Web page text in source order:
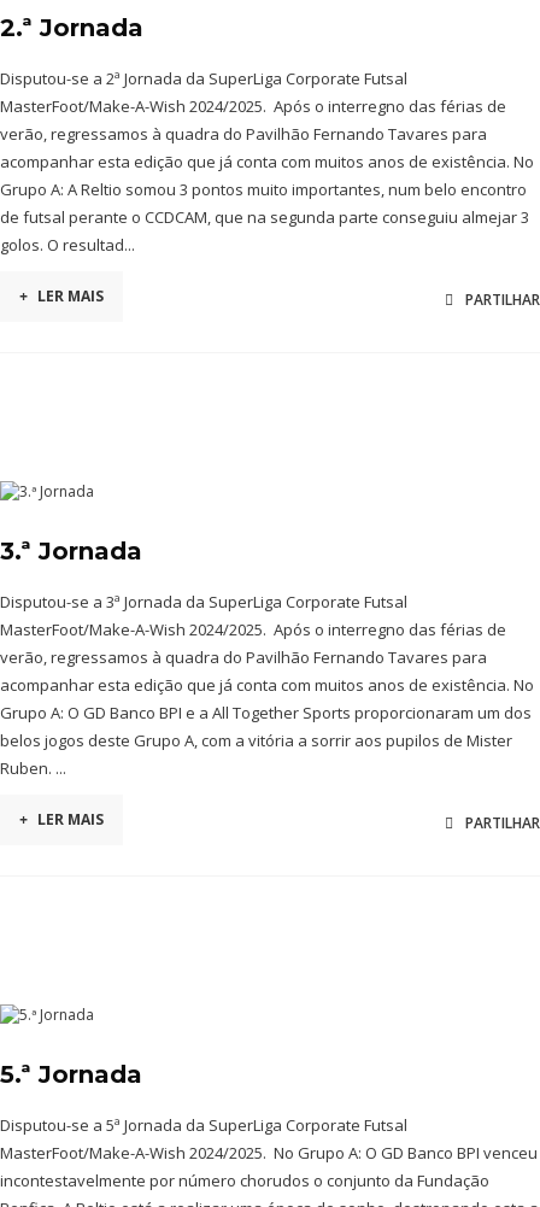
2.ª Jornada
Disputou-se a 2ª Jornada da SuperLiga Corporate Futsal
MasterFoot/Make-A-Wish 2024/2025. Após o interregno das férias de
verão, regressamos à quadra do Pavilhão Fernando Tavares para
acompanhar esta edição que já conta com muitos anos de existência. No
Grupo A: A Reltio somou 3 pontos muito importantes, num belo encontro
de futsal perante o CCDCAM, que na segunda parte conseguiu almejar 3
golos. O resultad...
+ LER MAIS PARTILHAR
3.ª Jornada
Disputou-se a 3ª Jornada da SuperLiga Corporate Futsal
MasterFoot/Make-A-Wish 2024/2025. Após o interregno das férias de
verão, regressamos à quadra do Pavilhão Fernando Tavares para
acompanhar esta edição que já conta com muitos anos de existência. No
Grupo A: O GD Banco BPI e a All Together Sports proporcionaram um dos
belos jogos deste Grupo A, com a vitória a sorrir aos pupilos de Mister
Ruben. ...
+ LER MAIS PARTILHAR
5.ª Jornada
Disputou-se a 5ª Jornada da SuperLiga Corporate Futsal
MasterFoot/Make-A-Wish 2024/2025. No Grupo A: O GD Banco BPI venceu
incontestavelmente por número chorudos o conjunto da Fundação